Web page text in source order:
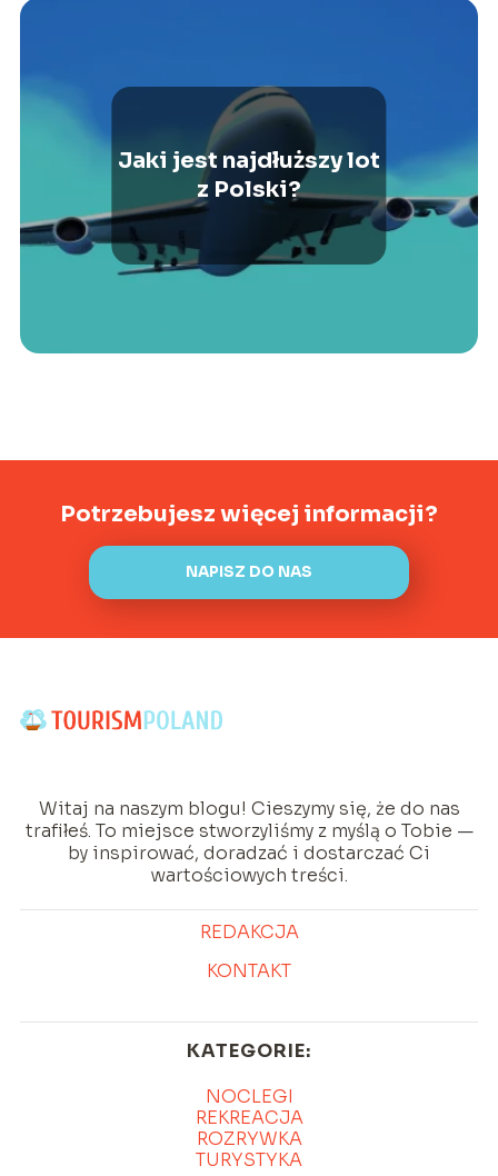
Jaki jest najdłuższy lot
z Polski?
Potrzebujesz więcej informacji?
NAPISZ DO NAS
Witaj na naszym blogu! Cieszymy się, że do nas
trafiłeś. To miejsce stworzyliśmy z myślą o Tobie —
by inspirować, doradzać i dostarczać Ci
wartościowych treści.
REDAKCJA
KONTAKT
KATEGORIE:
NOCLEGI
REKREACJA
ROZRYWKA
TURYSTYKA